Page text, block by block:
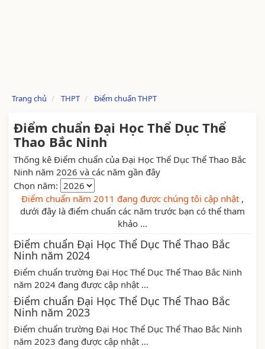
Trang chủ THPT Điểm chuẩn THPT
Điểm chuẩn Đại Học Thể Dục Thể
Thao Bắc Ninh
Thống kê Điểm chuẩn của Đại Học Thể Dục Thể Thao Bắc
Ninh năm 2026 và các năm gần đây
Chọn năm:
Điểm chuẩn năm 2011 đang được chúng tôi cập nhật ,
dưới đây là điểm chuẩn các năm trước bạn có thể tham
khảo ...
Điểm chuẩn Đại Học Thể Dục Thể Thao Bắc
Ninh năm 2024
Điểm chuẩn trường Đại Học Thể Dục Thể Thao Bắc Ninh
năm 2024 đang được cập nhật ...
Điểm chuẩn Đại Học Thể Dục Thể Thao Bắc
Ninh năm 2023
Điểm chuẩn trường Đại Học Thể Dục Thể Thao Bắc Ninh
năm 2023 đang được cập nhật ...